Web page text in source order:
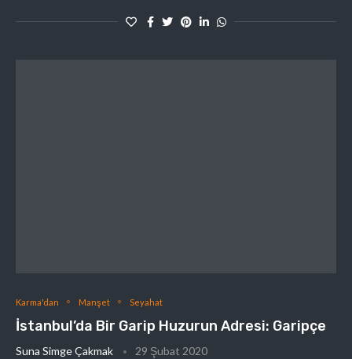
Karma'dan Manşet Seyahat
İstanbul’da Bir Garip Huzurun Adresi: Garipçe
Suna Simge Çakmak 29 Şubat 2020